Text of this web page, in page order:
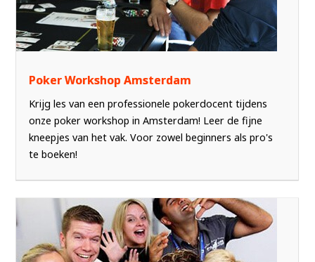
Poker Workshop Amsterdam
Krijg les van een professionele pokerdocent tijdens
onze poker workshop in Amsterdam! Leer de fijne
kneepjes van het vak. Voor zowel beginners als pro's
te boeken!